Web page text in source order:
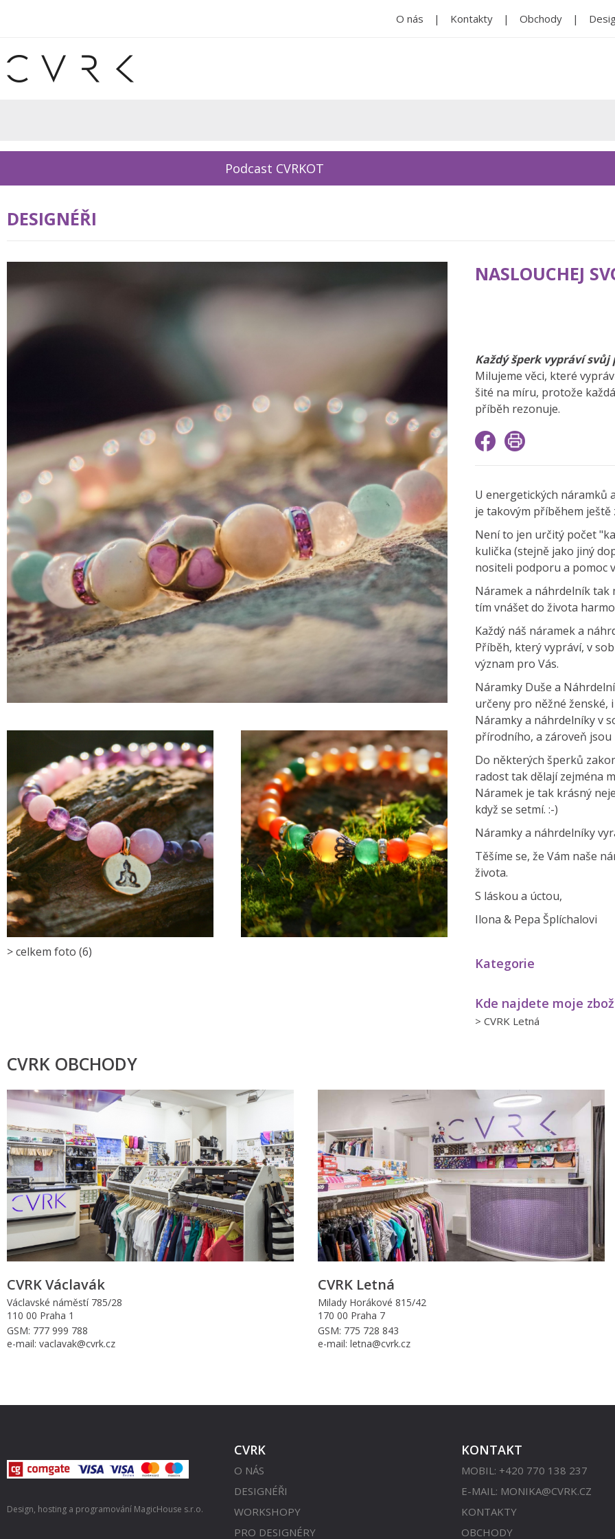
O nás Kontakty Obchody
Podcast CVRKOT
DESIGNÉŘI
> celkem foto (6)
NASLOUCHEJ
Každý šperk vypráví
Milujeme věci, které
šité na míru, protože
příběh rezonuje.
U energetických náramků
je takovým příběhem ještě
Není to jen určitý počet
kulička (stejně jako jiný
nositeli podporu a pomoc
Náramek a náhrdelník tak
tím vnášet do života
Každý náš náramek a
Příběh, který vypráví, v
význam pro Vás.
Náramky Duše a
určeny pro něžné ženské,
Náramky a náhrdelníky v
přírodního, a zároveň
Do některých šperků
radost tak dělají zejména
Náramek je tak krásný
když se setmí. :-)
Náramky a náhrdelníky
Těšíme se, že Vám naše
života.
S láskou a úctou,
Ilona & Pepa Šplíchalovi
Kategorie
Kde najdete moje
> CVRK Letná
CVRK OBCHODY
CVRK Václavák
Václavské náměstí 785/28
110 00 Praha 1
GSM: 777 999 788
e-mail: vaclavak@cvrk.cz
CVRK Letná
Milady Horákové 815/42
170 00 Praha 7
GSM: 775 728 843
e-mail: letna@cvrk.cz
Design, hosting a programování MagicHouse s.r.o.
CVRK
O NÁS
DESIGNÉŘI
WORKSHOPY
PRO DESIGNÉRY
KONTAKT
MOBIL: +420 770 138 237
E-MAIL: MONIKA@CVRK.CZ
KONTAKTY
OBCHODY